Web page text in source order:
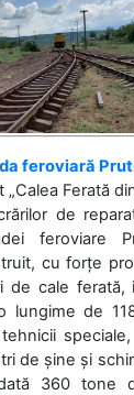
feroviară
Ferată
de
feroviare
cu forțe
de cale ferată,
lungime de
de șine și
360 tone